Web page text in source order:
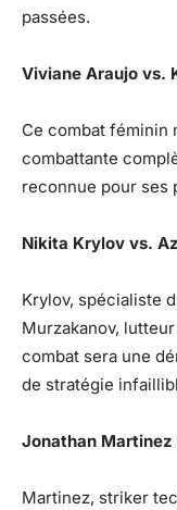
passées.
Viviane Araujo vs.
Ce combat féminin
combattante
reconnue pour ses
Nikita Krylov vs.
Krylov, spécialiste
Murzakanov,
combat sera une
de stratégie
Jonathan Martinez
Martinez, striker